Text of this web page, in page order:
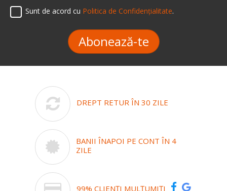
Sunt de acord cu Politica de Confidențialitate.
Abonează-te
DREPT RETUR ÎN 30 ZILE
BANII ÎNAPOI PE CONT ÎN 4
ZILE
99% CLIENȚI MULȚUMIȚI